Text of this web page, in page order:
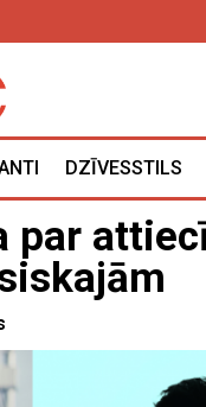
DZĪVESSTILS
par